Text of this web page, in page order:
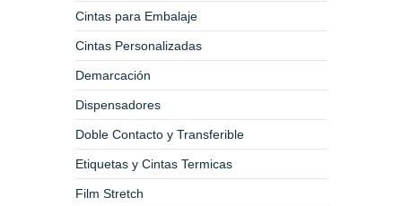
Cintas para Embalaje
Cintas Personalizadas
Demarcación
Dispensadores
Doble Contacto y Transferible
Etiquetas y Cintas Termicas
Film Stretch